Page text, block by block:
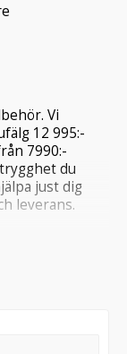
Vi
12 995:-
7990:-
du
just dig
leverans.
du känna
J Bil